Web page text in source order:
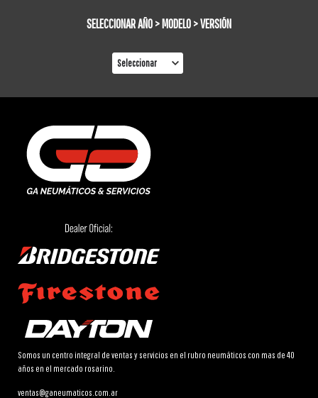
SELECCIONAR AÑO > MODELO > VERSIÓN
Somos un centro integral de ventas y servicios en el rubro neumáticos con mas de 40
años en el mercado rosarino.
ventas@ganeumaticos.com.ar